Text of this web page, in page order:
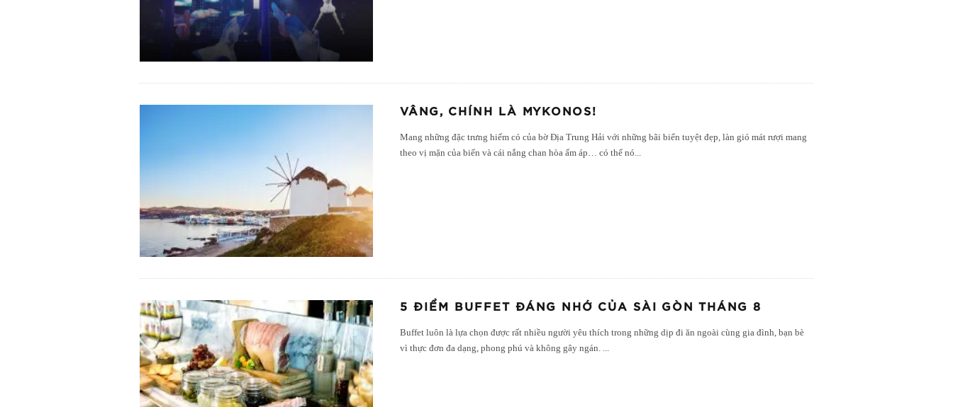
VÂNG, CHÍNH LÀ MYKONOS!
Mang những đặc trưng hiếm có của bờ Địa Trung Hải với những bãi biển tuyệt đẹp, làn gió mát rượi mang
theo vị mặn của biển và cái nắng chan hòa ấm áp… có thể nó...
5 ĐIỂM BUFFET ĐÁNG NHỚ CỦA SÀI GÒN THÁNG 8
Buffet luôn là lựa chọn được rất nhiều người yêu thích trong những dịp đi ăn ngoài cùng gia đình, bạn bè
vì thực đơn đa dạng, phong phú và không gây ngán. ...